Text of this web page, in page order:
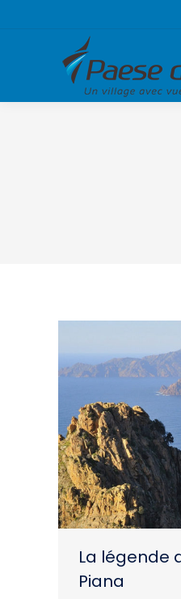
La légende
Piana